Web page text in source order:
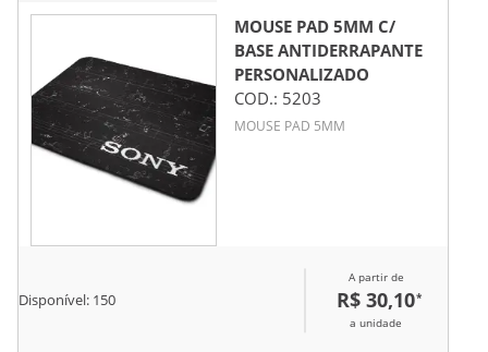
MOUSE PAD 5MM C/
BASE ANTIDERRAPANTE
PERSONALIZADO
COD.: 5203
MOUSE PAD 5MM
Disponível: 150
A partir de
R$ 30,10*
a unidade